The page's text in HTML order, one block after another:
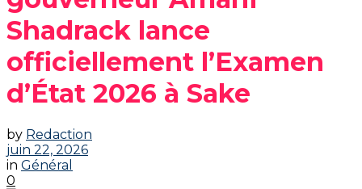
Shadrack lance
officiellement l’Examen
d’État 2026 à Sake
by Redaction
juin 22, 2026
in Général
0